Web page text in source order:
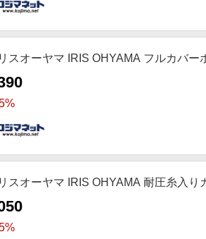
スオーヤマ IRIS OHYAMA フルカバ
スオーヤマ IRIS OHYAMA 耐圧糸入